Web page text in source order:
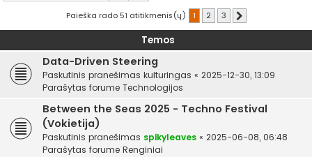
Paieška rado 51 atitikmenis(ų) 1 2 3
Temos
Data-Driven Steering
Paskutinis pranešimas kulturingas « 2025-12-30, 13:09
Parašytas forume Technologijos
Between the Seas 2025 - Techno Festival
(Vokietija)
Paskutinis pranešimas spikyleaves « 2025-06-08, 06:48
Parašytas forume Renginiai